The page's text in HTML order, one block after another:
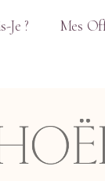
Je ? Mes